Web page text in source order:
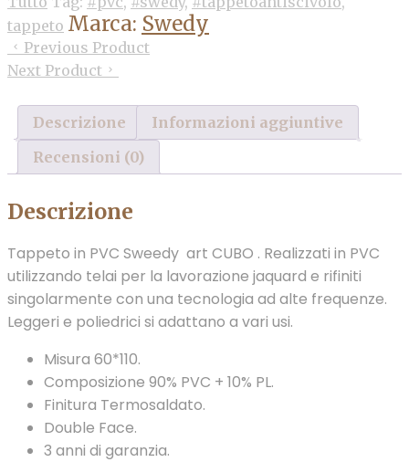
tappeto Marca: Swedy
Previous Product
Next Product
Descrizione
Informazioni aggiuntive
Recensioni (0)
Descrizione
Tappeto in PVC Sweedy art CUBO . Realizzati in PVC
utilizzando telai per la lavorazione jaquard e rifiniti
singolarmente con una tecnologia ad alte frequenze.
Leggeri e poliedrici si adattano a vari usi.
Misura 60*110.
Composizione 90% PVC + 10% PL.
Finitura Termosaldato.
Double Face.
3 anni di garanzia.